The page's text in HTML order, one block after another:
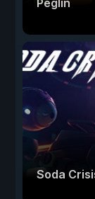
Peglin
Soda